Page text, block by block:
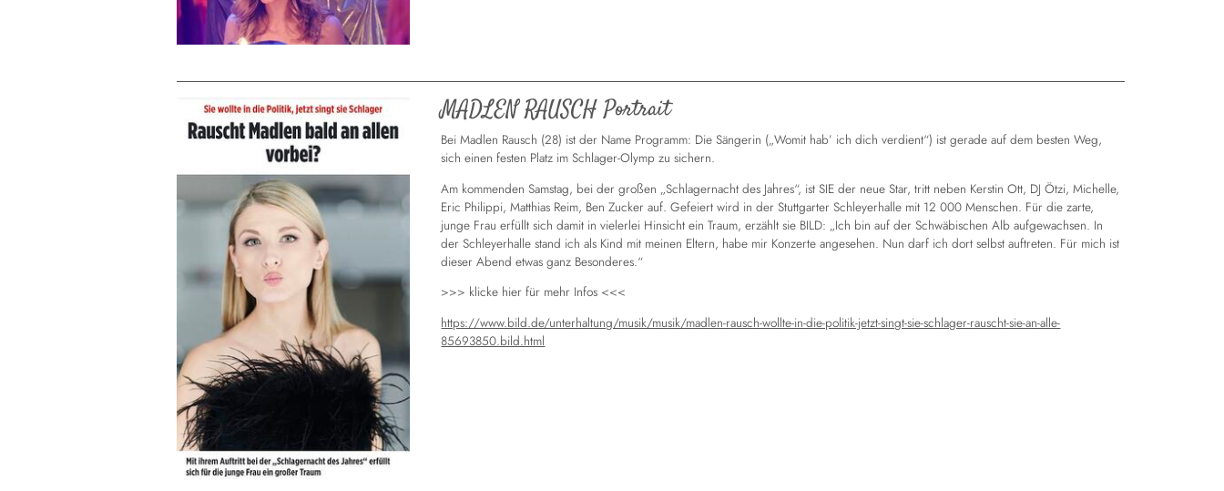
MADLEN RAUSCH Portrait
Bei Madlen Rausch (28) ist der Name Programm: Die Sängerin („Womit hab’ ich dich verdient“) ist gerade auf dem besten Weg,
sich einen festen Platz im Schlager-Olymp zu sichern.
Am kommenden Samstag, bei der großen „Schlagernacht des Jahres“, ist SIE der neue Star, tritt neben Kerstin Ott, DJ Ötzi, Michelle,
Eric Philippi, Matthias Reim, Ben Zucker auf. Gefeiert wird in der Stuttgarter Schleyerhalle mit 12 000 Menschen. Für die zarte,
junge Frau erfüllt sich damit in vielerlei Hinsicht ein Traum, erzählt sie BILD: „Ich bin auf der Schwäbischen Alb aufgewachsen. In
der Schleyerhalle stand ich als Kind mit meinen Eltern, habe mir Konzerte angesehen. Nun darf ich dort selbst auftreten. Für mich ist
dieser Abend etwas ganz Besonderes.“
>>> klicke hier für mehr Infos <<<
https://www.bild.de/unterhaltung/musik/musik/madlen-rausch-wollte-in-die-politik-jetzt-singt-sie-schlager-rauscht-sie-an-alle-
85693850.bild.html